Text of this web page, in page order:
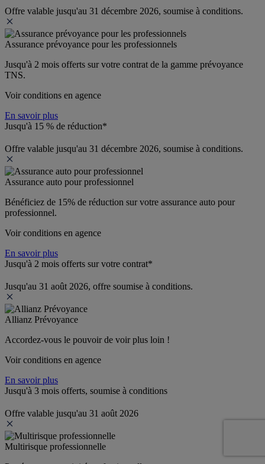
Offre valable jusqu'au 31 décembre 2026, soumise à conditions.
Assurance prévoyance pour les professionnels
Jusqu'à 2 mois offerts sur votre contrat de la gamme prévoyance
TNS.
Voir conditions en agence
En savoir plus
Jusqu'à 15 % de réduction*
Offre valable jusqu'au 31 décembre 2026, soumise à conditions.
Assurance auto pour professionnel
Bénéficiez de 15% de réduction sur votre assurance auto pour
professionnel.
Voir conditions en agence
En savoir plus
Jusqu'à 2 mois offerts sur votre contrat*
Jusqu'au 31 août 2026, offre soumise à conditions.
Allianz Prévoyance
Accordez-vous le pouvoir de voir plus loin !
Voir conditions en agence
En savoir plus
Jusqu'à 3 mois offerts, soumise à conditions
Offre valable jusqu'au 31 août 2026
Multirisque professionnelle